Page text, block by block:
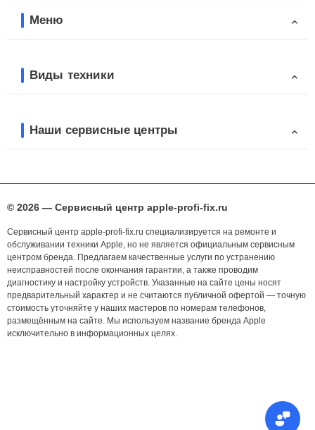
Меню
Виды техники
Наши сервисные центры
© 2026 — Сервисный центр apple-profi-fix.ru
Сервисный центр apple-profi-fix.ru специализируется на ремонте и
обслуживании техники Apple, но не является официальным сервисным
центром бренда. Предлагаем качественные услуги по устранению
неисправностей после окончания гарантии, а также проводим
диагностику и настройку устройств. Указанные на сайте цены носят
предварительный характер и не считаются публичной офертой — точную
стоимость уточняйте у наших мастеров по номерам телефонов,
размещённым на сайте. Мы используем название бренда Apple
исключительно в информационных целях.